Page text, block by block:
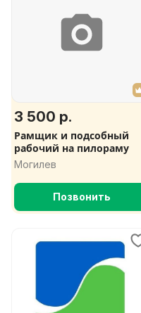
3 500 р.
Рамщик и подсобный
рабочий на пилораму
Могилев
Позвонить